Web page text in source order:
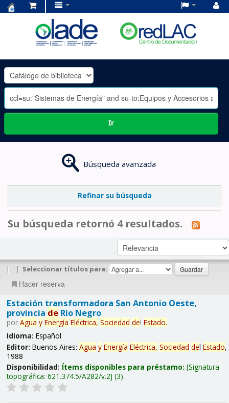
OLADE
-
Ir
Búsqueda avanzada
Refinar su búsqueda
Su búsqueda retornó 4 resultados.
| | Seleccionar títulos para:
Hacer reserva
Estación transformadora San Antonio Oeste,
provincia deRío Negro
por Agua y Energía Eléctrica, Sociedad del Estado.
Idioma: Español
Editor: Buenos Aires: Agua y Energía Eléctrica, Sociedad del Estado,
1988
Disponibilidad: Ítems disponibles para préstamo: Signatura
topográfica: 621.374.5/A282/v.2 (3).